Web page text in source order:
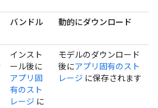
バンドル 動的にダウンロード
インスト
ール後に
アプリ固
有のスト
レージ に
モデルのダウンロード
後にアプリ固有のスト
レージ に保存されます